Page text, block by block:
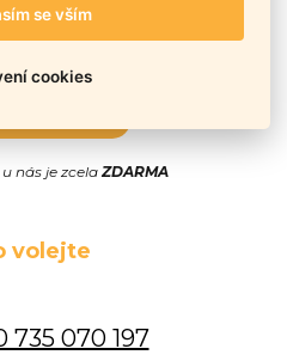
nás je zcelaZDARMA
volejte
735 070 197
se vším
cookies